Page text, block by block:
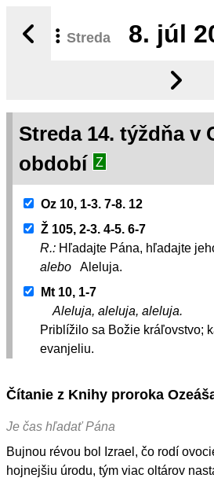
Streda 8. júl
Streda 14. týždňa v
období
Z
Oz 10, 1-3. 7-8. 12
Ž 105, 2-3. 4-5. 6-7
R.: Hľadajte Pána, hľadajte
alebo
Aleluja.
Mt 10, 1-7
Aleluja, aleluja, aleluja.
Priblížilo sa Božie kráľovstvo;
evanjeliu.
Čítanie z Knihy proroka
Je čas hľadať Pána
Bujnou révou bol Izrael, čo rodí
hojnejšiu úrodu, tým viac oltárov